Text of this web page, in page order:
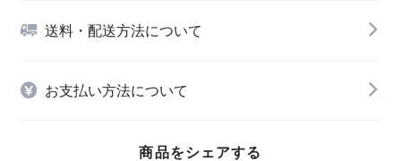
送料・配送方法について
お支払い方法について
商品をシェアする